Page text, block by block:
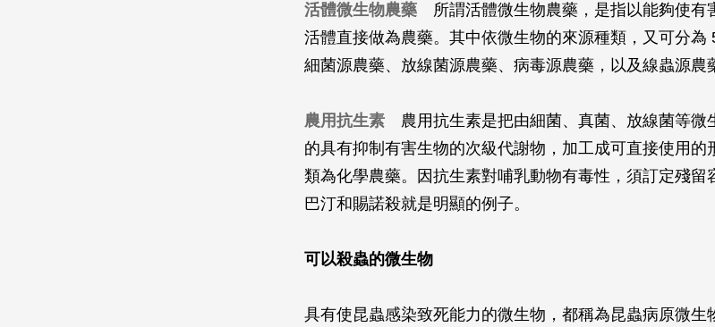
活體微生物農藥 所謂活體微生物農藥，是指以能夠使有
活體直接做為農藥。其中依微生物的來源種類，又可分為
細菌源農藥、放線菌源農藥、病毒源農藥，以及線蟲源農
農用抗生素 農用抗生素是把由細菌、真菌、放線菌等微
的具有抑制有害生物的次級代謝物，加工成可直接使用的
類為化學農藥。因抗生素對哺乳動物有毒性，須訂定殘留
巴汀和賜諾殺就是明顯的例子。
可以殺蟲的微生物
具有使昆蟲感染致死能力的微生物，都稱為昆蟲病原微生